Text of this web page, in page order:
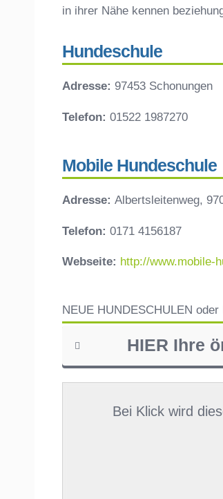
in ihrer Nähe kennen
Hundeschule
Adresse: 97453 Schonungen
Telefon: 01522 1987270
Mobile Hundeschule
Adresse: Albertsleitenweg,
Telefon: 0171 4156187
Webseite: http://www.mobile-
NEUE HUNDESCHULEN
HIER Ihre
Bei Klick wird